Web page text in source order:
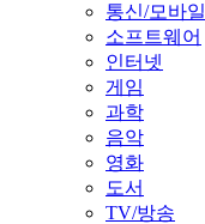
통신/모바일
소프트웨어
인터넷
게임
과학
음악
영화
도서
TV/방송